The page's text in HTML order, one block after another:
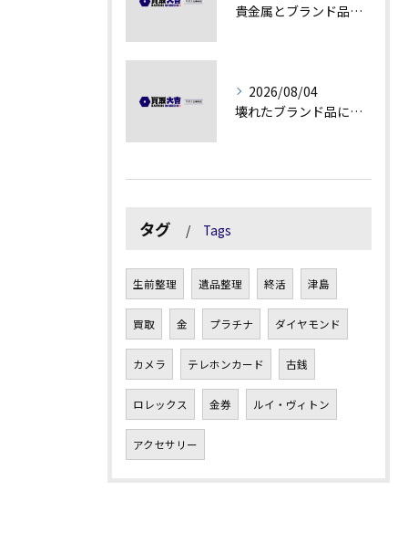
貴金属とブランド品の価値変動を見極める方法
2026/08/04
壊れたブランド品にも価値がつく理由とは
タグ Tags
生前整理 遺品整理 終活 津島
買取 金 プラチナ ダイヤモンド
カメラ テレホンカード 古銭
ロレックス 金券 ルイ・ヴィトン
アクセサリー